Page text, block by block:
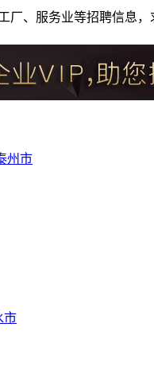
、服务业等招聘信息
州市
市